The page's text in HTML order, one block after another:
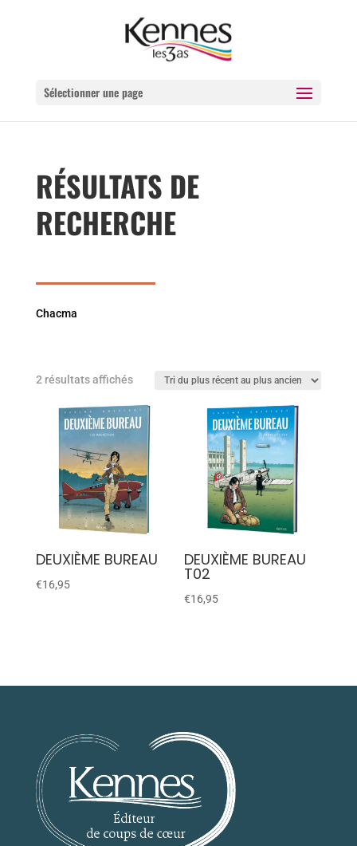
Sélectionner une page
RÉSULTATS DE
RECHERCHE
Chacma
2 résultats affichés
DEUXIÈME BUREAU
€16,95
DEUXIÈME BUREAU
T02
€16,95